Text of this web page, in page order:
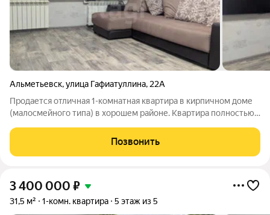
Альметьевск,улица Гафиатуллина, 22А
Продается отличная 1-комнатная квартира в кирпичном доме
(малосмейного типа) в хорошем районе. Квартира полностью
ремонт с заменой электропроводки, новые полы (ОСП +
прочный линолеум), ванная
Позвонить
3 400 000 ₽
31,5 м² 1-комн. квартира 5 этаж из 5